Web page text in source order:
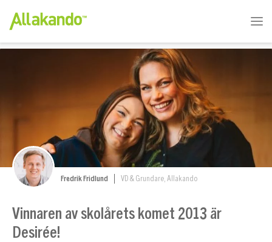
Fredrik Fridlund VD & Grundare, Allakando
Vinnaren av skolårets komet 2013 är
Desirée!